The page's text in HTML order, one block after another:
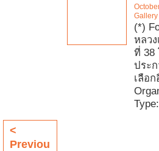
Gallery
(*)
หลว
ที่ 38
ประ
เลือ
Type:
<
Previou